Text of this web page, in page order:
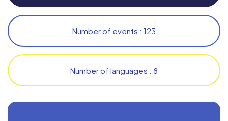
Number of events : 123
Number of languages : 8